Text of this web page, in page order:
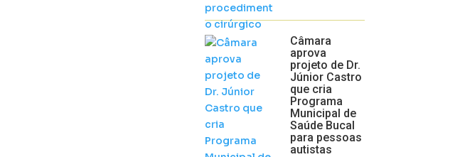
Câmara
aprova
projeto de Dr.
Júnior Castro
que cria
Programa
Municipal de
Saúde Bucal
para pessoas
autistas